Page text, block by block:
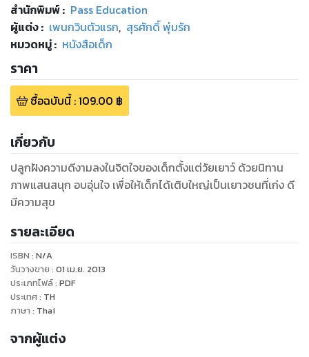
สำนักพิมพ์: Pass Education
ผู้แต่ง : เพนกวินตัวแรก, สุรศักดิ์ พุ่มรัก
หมวดหมู่: หนังสือเด็ก
ราคา
ซื้อฉบับนี้:109.00 ฿
เกี่ยวกับ
ปลูกฝังความดีงามลงในจิตใจของเด็กตั้งแต่วัยเยาว์ ด้วยนิทาน
ภาพแสนสนุก อบอุ่นใจ เพื่อให้เด็กได้เติบใหญ่เป็นเยาวชนที่เก่ง ดี
มีความสุข
รายละเอียด
ISBN : N/A
วันวางขาย : 01 เม.ย. 2013
ประเภทไฟล์: PDF
ประเทศ: TH
ภาษา : Thai
จากผู้แต่ง